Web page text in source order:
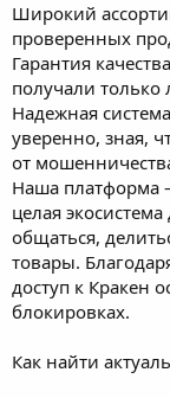
Широкий
проверенных
Гарантия
получали
Надежная
уверенно, зная,
от
Наша платформа
целая
общаться,
товары.
доступ к Кракeн
блокировках.
Как найти